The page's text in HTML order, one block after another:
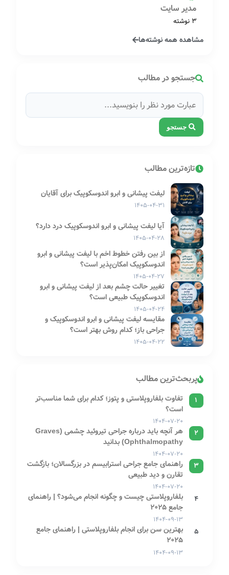
مدیر سایت
3 نوشته
مشاهده همه نوشته‌ها
جستجو در مطالب
جستجو
تازه‌ترین مطالب
لیفت پیشانی و ابرو اندوسکوپیک برای آقایان
۱۴۰۵-۰۴-۳۱
آیا لیفت پیشانی و ابرو اندوسکوپیک درد دارد؟
۱۴۰۵-۰۴-۲۸
از بین رفتن خطوط اخم با لیفت پیشانی و ابرو
اندوسکوپیک امکان‌پذیر است؟
۱۴۰۵-۰۴-۲۷
تغییر حالت چشم بعد از لیفت پیشانی و ابرو
اندوسکوپیک طبیعی است؟
۱۴۰۵-۰۴-۲۴
مقایسه لیفت پیشانی و ابرو اندوسکوپیک و
جراحی باز؛ کدام روش بهتر است؟
۱۴۰۵-۰۴-۲۲
پربحث‌ترین مطالب
1
تفاوت بلفاروپلاستی و پتوز؛ کدام برای شما مناسب‌تر
است؟
۱۴۰۴-۰۷-۲۰
2
هر آنچه باید درباره جراحی تیروئید چشمی (Graves
Ophthalmopathy) بدانید
۱۴۰۴-۰۷-۲۰
3
راهنمای جامع جراحی استرابیسم در بزرگسالان؛ بازگشت
تقارن و دید طبیعی
۱۴۰۴-۰۷-۲۰
4
بلفاروپلاستی چیست و چگونه انجام می‌شود؟ | راهنمای
جامع 2025
۱۴۰۴-۰۹-۱۳
5
بهترین سن برای انجام بلفاروپلاستی | راهنمای جامع
2025
۱۴۰۴-۰۹-۱۳